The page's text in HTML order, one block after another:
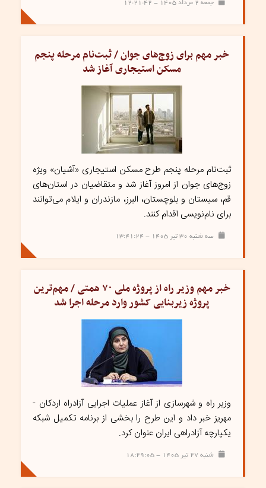
جمعه ۲ مرداد ۱۴۰۵ - ۱۲:۲۱:۴۲
خبر مهم برای زوج‌های جوان / ثبت‌نام مرحله پنجم
مسکن استیجاری آغاز شد
ثبت‌نام مرحله پنجم طرح مسکن استیجاری «آشیان» ویژه
زوج‌های جوان از امروز آغاز شد و متقاضیان در استان‌های
قم، سیستان و بلوچستان، البرز، مازندران و ایلام می‌توانند
برای نام‌نویسی اقدام کنند.
سه شنبه ۳۰ تیر ۱۴۰۵ - ۱۳:۴۱:۲۴
خبر مهم وزیر راه از پروژه ملی ۷۰ همتی / مهم‌ترین
پروژه زیربنایی کشور وارد مرحله اجرا شد
وزیر راه و شهرسازی از آغاز عملیات اجرایی آزادراه اردکان -
مهریز خبر داد و این طرح را بخشی از برنامه تکمیل شبکه
یکپارچه آزادراهی ایران عنوان کرد.
شنبه ۲۷ تیر ۱۴۰۵ - ۱۸:۲۹:۰۵